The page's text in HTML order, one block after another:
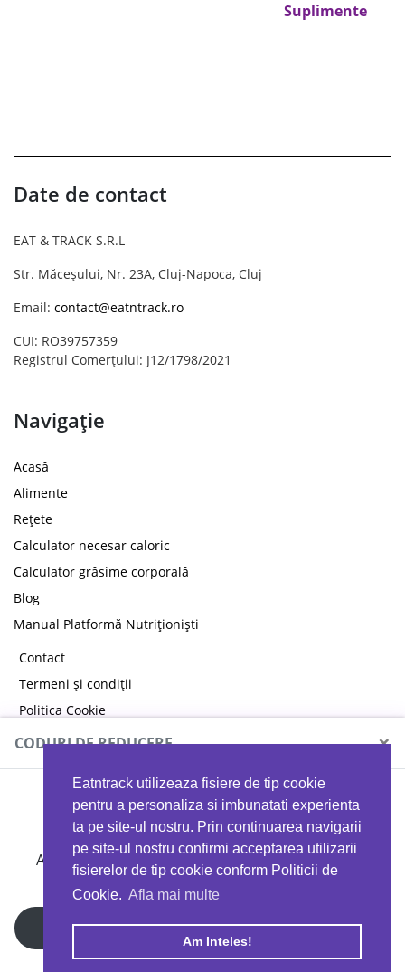
Eatntrack utilizeaza fisiere de tip cookie
pentru a personaliza si imbunatati experienta
ta pe site-ul nostru. Prin continuarea navigarii
pe site-ul nostru confirmi acceptarea utilizarii
fisierelor de tip cookie conform Politicii de
Cookie. Afla mai multe
Am Inteles!
Suplimente
Date de contact
EAT & TRACK S.R.L
Str. Măceșului, Nr. 23A, Cluj-Napoca, Cluj
Email: contact@eatntrack.ro
CUI: RO39757359
Registrul Comerțului: J12/1798/2021
Navigație
Acasă
Alimente
Rețete
Calculator necesar caloric
Calculator grăsime corporală
Blog
Manual Platformă Nutriționiști
Contact
Termeni și condiții
Politica Cookie
Politica de confidențialitate
Copyright © 2026 EAT & TRACK S.R.L
CODURI DE REDUCERE ×
MYPROTEIN
Ai 40%reducere la orice comandă folosind codul
EATTRACK
Profită acum